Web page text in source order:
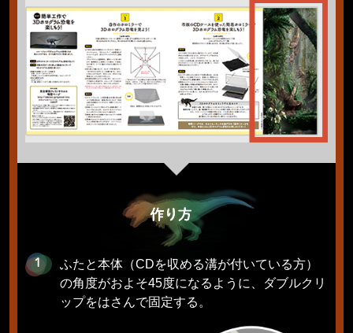
ふたと本体（CDを収める溝が付いている方）
の角度がおよそ45度になるように、ダブルクリ
ップをはさんで固定する。